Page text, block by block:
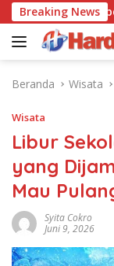
Langsung
ke
konten
Breaking News
OpenAI
Beranda Wisata
Wisata
Libur
yang
Mau
Syita Cokro
Juni 9, 2026